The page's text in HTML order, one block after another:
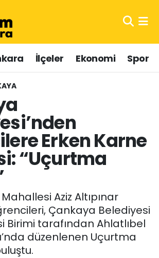
İlçeler Ekonomi Spor
Erken Karne
“Uçurtma
Aziz Altıpınar
Çankaya Belediyesi
Birimi tarafından Ahlatlıbel
düzenlenen Uçurtma
Durumu ve Fikstür
Haberleri